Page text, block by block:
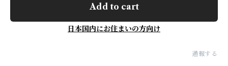
Add to cart
日本国内にお住まいの方向け
通報する